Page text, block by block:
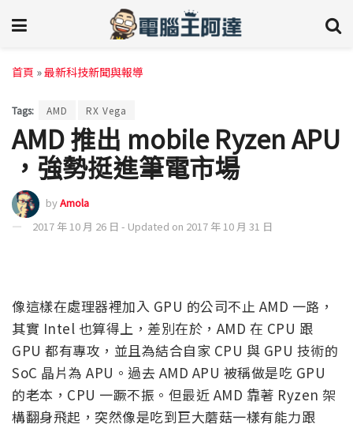
首頁 »最新科技新聞與報導
Tags: AMD RX Vega
AMD 推出 mobile Ryzen APU
，強勢挺進筆電市場
byAmola
2017 年 10 月 26 日 - Updated on 2017 年 10 月 31 日
像這樣在處理器裡加入 GPU 的公司不止 AMD 一路，
其實 Intel 也算得上，差別在於，AMD 在 CPU 跟
GPU 都有專攻，並且為結合自家 CPU 與 GPU 技術的
SoC 晶片為 APU。過去 AMD APU 被稱做是吃 GPU
的老本，CPU 一蹶不振。但最近 AMD 靠著 Ryzen 架
構翻身飛起，突然像是吃到巨大蘑菇一樣有能力跟